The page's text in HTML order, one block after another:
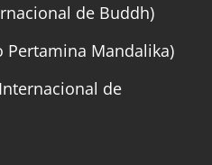
de Buddh)
Pertamina Mandalika)
de